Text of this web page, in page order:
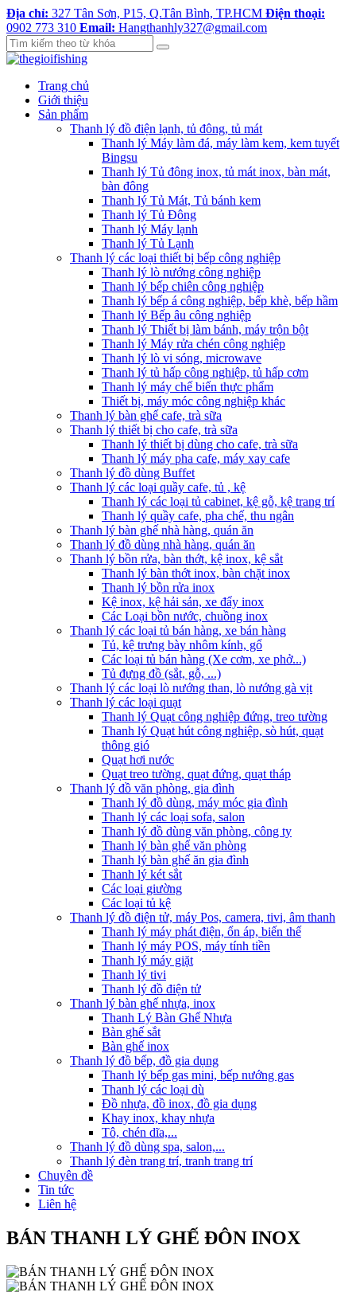
Địa chỉ: 327 Tân Sơn, P15, Q.Tân Bình, TP.HCM Điện thoại:
0902 773 310 Email: Hangthanhly327@gmail.com
Trang chủ
Giới thiệu
Sản phẩm
Thanh lý đồ điện lạnh, tủ đông, tủ mát
Thanh lý Máy làm đá, máy làm kem, kem tuyết
Bingsu
Thanh lý Tủ đông inox, tủ mát inox, bàn mát,
bàn đông
Thanh lý Tủ Mát, Tủ bánh kem
Thanh lý Tủ Đông
Thanh lý Máy lạnh
Thanh lý Tủ Lạnh
Thanh lý các loại thiết bị bếp công nghiệp
Thanh lý lò nướng công nghiệp
Thanh lý bếp chiên công nghiệp
Thanh lý bếp á công nghiệp, bếp khè, bếp hầm
Thanh lý Bếp âu công nghiệp
Thanh lý Thiết bị làm bánh, máy trộn bột
Thanh lý Máy rửa chén công nghiệp
Thanh lý lò vi sóng, microwave
Thanh lý tủ hấp công nghiệp, tủ hấp cơm
Thanh lý máy chế biến thực phẩm
Thiết bị, máy móc công nghiệp khác
Thanh lý bàn ghế cafe, trà sữa
Thanh lý thiết bị cho cafe, trà sữa
Thanh lý thiết bị dùng cho cafe, trà sữa
Thanh lý máy pha cafe, máy xay cafe
Thanh lý đồ dùng Buffet
Thanh lý các loại quầy cafe, tủ , kệ
Thanh lý các loại tủ cabinet, kệ gỗ, kệ trang trí
Thanh lý quầy cafe, pha chế, thu ngân
Thanh lý bàn ghế nhà hàng, quán ăn
Thanh lý đồ dùng nhà hàng, quán ăn
Thanh lý bồn rửa, bàn thớt, kệ inox, kệ sắt
Thanh lý bàn thớt inox, bàn chặt inox
Thanh lý bồn rửa inox
Kệ inox, kệ hải sản, xe đẩy inox
Các Loại bồn nước, chuồng inox
Thanh lý các loại tủ bán hàng, xe bán hàng
Tủ, kệ trưng bày nhôm kính, gổ
Các loại tủ bán hàng (Xe cơm, xe phở...)
Tủ đựng đồ (sắt, gỗ, ...)
Thanh lý các loại lò nướng than, lò nướng gà vịt
Thanh lý các loại quạt
Thanh lý Quạt công nghiệp đứng, treo tường
Thanh lý Quạt hút công nghiệp, sò hút, quạt
thông gió
Quạt hơi nước
Quạt treo tường, quạt đứng, quạt tháp
Thanh lý đồ văn phòng, gia đình
Thanh lý đồ dùng, máy móc gia đình
Thanh lý các loại sofa, salon
Thanh lý đồ dùng văn phòng, công ty
Thanh lý bàn ghế văn phòng
Thanh lý bàn ghế ăn gia đình
Thanh lý két sắt
Các loại giường
Các loại tủ kệ
Thanh lý đồ điện tử, máy Pos, camera, tivi, âm thanh
Thanh lý máy phát điện, ổn áp, biến thế
Thanh lý máy POS, máy tính tiền
Thanh lý máy giặt
Thanh lý tivi
Thanh lý đồ điện tử
Thanh lý bàn ghế nhựa, inox
Thanh Lý Bàn Ghế Nhựa
Bàn ghế sắt
Bàn ghế inox
Thanh lý đồ bếp, đồ gia dụng
Thanh lý bếp gas mini, bếp nướng gas
Thanh lý các loại dù
Đồ nhựa, đồ inox, đồ gia dụng
Khay inox, khay nhựa
Tô, chén dĩa,...
Thanh lý đồ dùng spa, salon,...
Thanh lý đèn trang trí, tranh trang trí
Chuyên đề
Tin tức
Liên hệ
BÁN THANH LÝ GHẾ ĐÔN INOX